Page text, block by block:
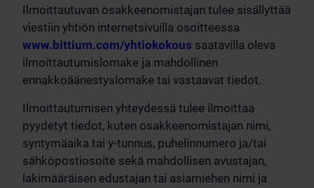
Ilmoittautuvan osakkeenomistajan tulee sisällyttää
viestiin yhtiön internetsivuilla osoitteessa
www.bittium.com/yhtiokokous saatavilla oleva
ilmoittautumislomake ja mahdollinen
ennakkoäänestyslomake tai vastaavat tiedot.
Ilmoittautumisen yhteydessä tulee ilmoittaa
pyydetyt tiedot, kuten osakkeenomistajan nimi,
syntymäaika tai y-tunnus, puhelinnumero ja/tai
sähköpostiosoite sekä mahdollisen avustajan,
lakimääräisen edustajan tai asiamiehen nimi ja